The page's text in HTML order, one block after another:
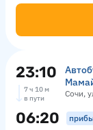
23:10
Сочи,
7 ч 10 м
в пути
06:20